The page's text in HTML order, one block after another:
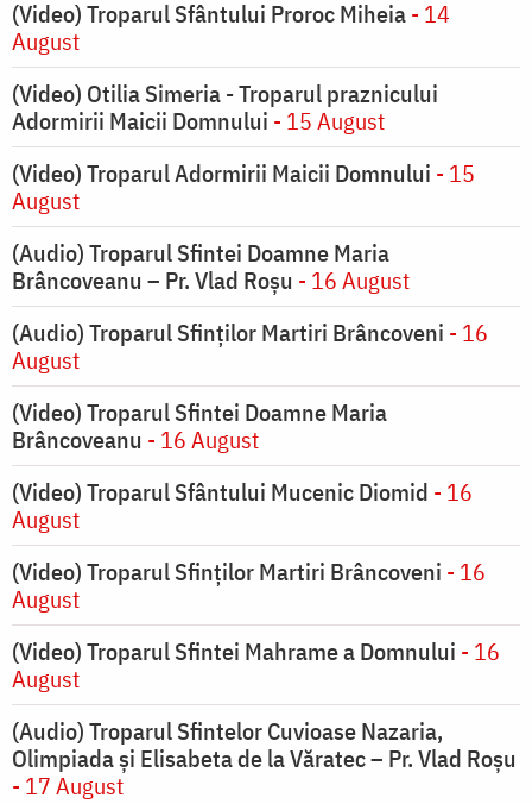
(Video) Troparul Sfântului Proroc Miheia- 14
August
(Video) Otilia Simeria - Troparul praznicului
Adormirii Maicii Domnului - 15 August
(Video) Troparul Adormirii Maicii Domnului - 15
August
(Audio) Troparul Sfintei Doamne Maria
Brâncoveanu – Pr. Vlad Roșu - 16 August
(Audio) Troparul Sfinților Martiri Brâncoveni - 16
August
(Video) Troparul Sfintei Doamne Maria
Brâncoveanu - 16 August
(Video) Troparul Sfântului Mucenic Diomid - 16
August
(Video) Troparul Sfinților Martiri Brâncoveni - 16
August
(Video) Troparul Sfintei Mahrame a Domnului - 16
August
(Audio) Troparul Sfintelor Cuvioase Nazaria,
Olimpiada și Elisabeta de la Văratec – Pr. Vlad Roșu
- 17 August